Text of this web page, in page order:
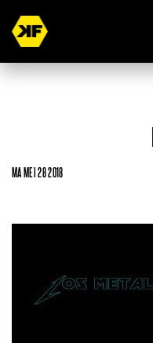
MA MEI 28 2018